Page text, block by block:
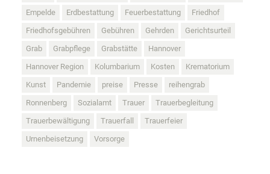
Empelde
Erdbestattung Feuerbestattung
Friedhof
Friedhofsgebühren
Gebühren Gehrden
Gerichtsurteil
Grab
Grabpflege Grabstätte
Hannover
Hannover Region
Kolumbarium Kosten
Krematorium
Kunst
Pandemie preise Presse
reihengrab
Ronnenberg
Sozialamt Trauer
Trauerbegleitung
Trauerbewältigung
Trauerfall
Trauerfeier
Urnenbeisetzung
Vorsorge